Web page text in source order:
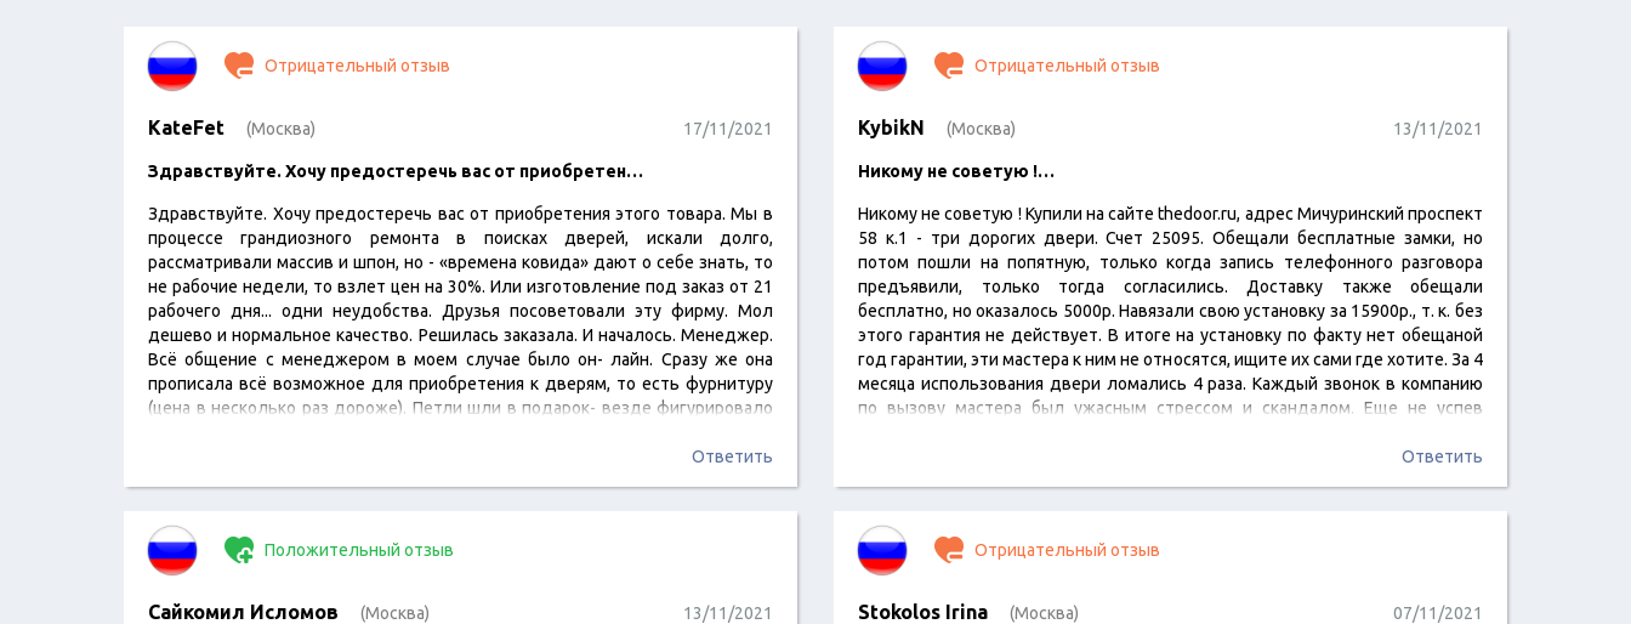
Отрицательный отзыв
KateFet (Москва) 17/11/2021
Здравствуйте. Хочу предостеречь вас от приобретен…
Здравствуйте. Хочу предостеречь вас от приобретения этого товара. Мы в
процессе грандиозного ремонта в поисках дверей, искали долго,
рассматривали массив и шпон, но - «времена ковида» дают о себе знать, то
не рабочие недели, то взлет цен на 30%. Или изготовление под заказ от 21
рабочего дня... одни неудобства. Друзья посоветовали эту фирму. Мол
дешево и нормальное качество. Решилась заказала. И началось. Менеджер.
Всё общение с менеджером в моем случае было он- лайн. Сразу же она
прописала всё возможное для приобретения к дверям, то есть фурнитуру
(цена в несколько раз дороже). Петли шли в подарок- везде фигурировало
читать отзыв
Ответить
Отрицательный отзыв
KybikN (Москва) 13/11/2021
Никому не советую !…
Никому не советую ! Купили на сайте thedoor.ru, адрес Мичуринский проспект
58 к.1 - три дорогих двери. Счет 25095. Обещали бесплатные замки, но
потом пошли на попятную, только когда запись телефонного разговора
предъявили, только тогда согласились. Доставку также обещали
бесплатно, но оказалось 5000р. Навязали свою установку за 15900р., т. к. без
этого гарантия не действует. В итоге на установку по факту нет обещаной
год гарантии, эти мастера к ним не относятся, ищите их сами где хотите. За 4
месяца использования двери ломались 4 раза. Каждый звонок в компанию
по вызову мастера был ужасным стрессом и скандалом. Еще не успев
Ответить
Положительный отзыв
Сайкомил Исломов (Москва) 13/11/2021
Отрицательный отзыв
Stokolos Irina (Москва) 07/11/2021